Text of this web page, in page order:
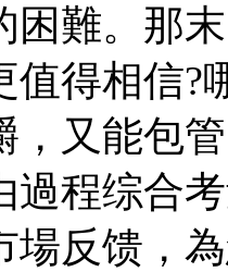
困難。那
值得相信?
，又能包
過程综合
場反馈，